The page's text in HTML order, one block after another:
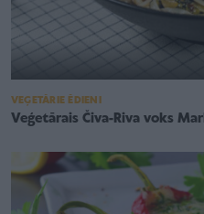
VEĢETĀRIE ĒDIENI
Veģetārais Čiva-Riva voks